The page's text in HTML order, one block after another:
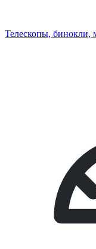
Телескопы, бинокли,